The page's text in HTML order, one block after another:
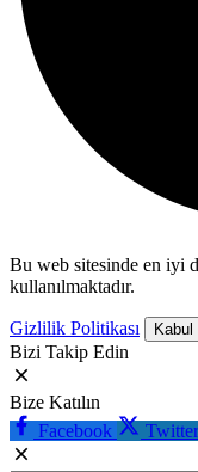
Bu web sitesinde en iyi
kullanılmaktadır.
Gizlilik Politikası Kabul
Bizi Takip Edin
Bize Katılın
Facebook
Twitter